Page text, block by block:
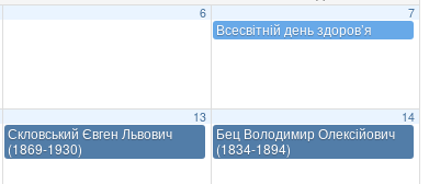
6 7
Всесвітній день здоров’я
13
Скловський Євген Львович
(1869-1930)
14
Бец Володимир Олексійович
(1834-1894)